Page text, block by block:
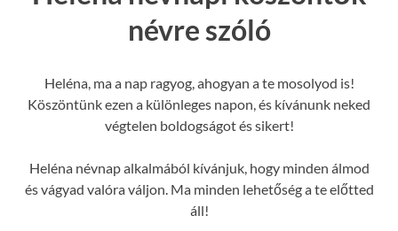
névre szóló
Heléna, ma a nap ragyog, ahogyan a te mosolyod is!
Köszöntünk ezen a különleges napon, és kívánunk neked
végtelen boldogságot és sikert!
Heléna névnap alkalmából kívánjuk, hogy minden álmod
és vágyad valóra váljon. Ma minden lehetőség a te előtted
áll!